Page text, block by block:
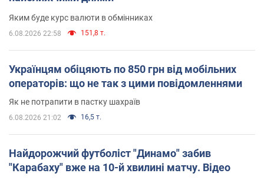
Яким буде курс валюти в обмінниках
6.08.2026 22:58 151,8 т.
Українцям обіцяють по 850 грн від мобільних
операторів: що не так з цими повідомленнями
Як не потрапити в пастку шахраїв
6.08.2026 21:02 16,5 т.
Найдорожчий футболіст "Динамо" забив
"Карабаху" вже на 10-й хвилині матчу. Відео